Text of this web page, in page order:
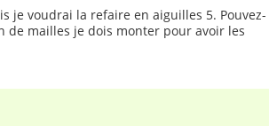
je voudrai la refaire en aiguilles 5. Pouvez-
de mailles je dois monter pour avoir les